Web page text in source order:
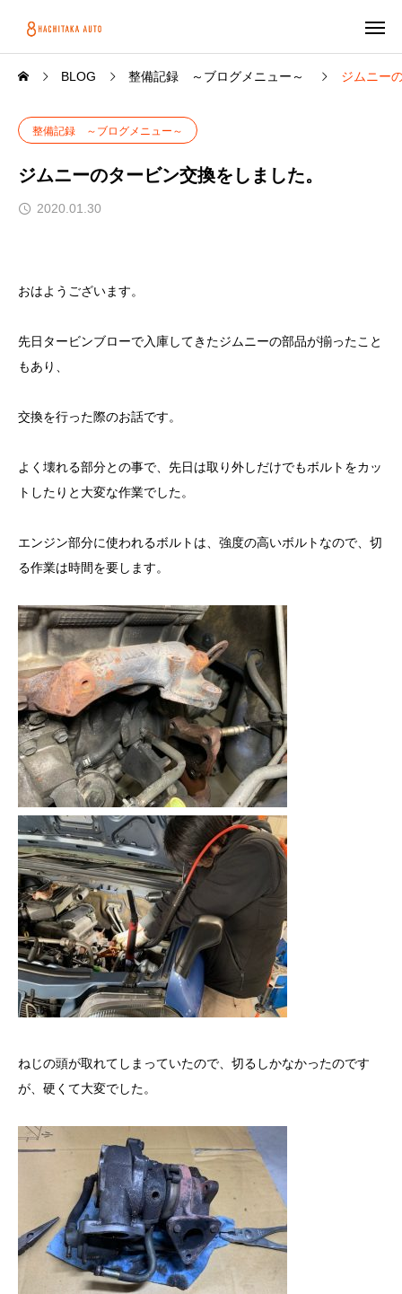
BLOG 整備記録 ～ブログメニュー～ ジムニー
整備記録 ～ブログメニュー～
ジムニーのタービン交換をしました。
2020.01.30
おはようございます。
先日タービンブローで入庫してきたジムニーの部品が揃ったこと
もあり、
交換を行った際のお話です。
よく壊れる部分との事で、先日は取り外しだけでもボルトをカッ
トしたりと大変な作業でした。
エンジン部分に使われるボルトは、強度の高いボルトなので、切
る作業は時間を要します。
ねじの頭が取れてしまっていたので、切るしかなかったのです
が、硬くて大変でした。